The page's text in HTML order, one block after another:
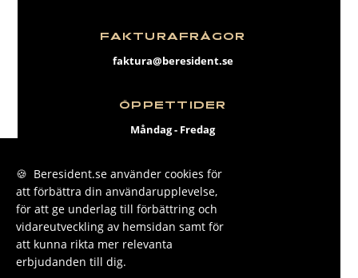
FAKTURAFRÅGOR
faktura@beresident.se
ÖPPETTIDER
Måndag - Fredag
FACEBOOK
INSTAGRAM
🍪 Beresident.se använder cookies för
att förbättra din användarupplevelse,
för att ge underlag till förbättring och
vidareutveckling av hemsidan samt för
att kunna rikta mer relevanta
erbjudanden till dig.